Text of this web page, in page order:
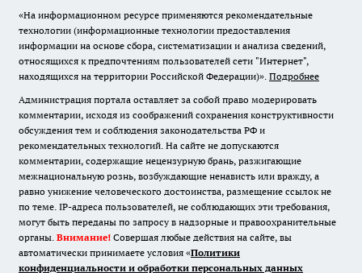
«На информационном ресурсе применяются рекомендательные
технологии (информационные технологии предоставления
информации на основе сбора, систематизации и анализа сведений,
относящихся к предпочтениям пользователей сети "Интернет",
находящихся на территории Российской Федерации)». Подробнее
Администрация портала оставляет за собой право модерировать
комментарии, исходя из соображений сохранения конструктивности
обсуждения тем и соблюдения законодательства РФ и
рекомендательных технологий. На сайте не допускаются
комментарии, содержащие нецензурную брань, разжигающие
межнациональную рознь, возбуждающие ненависть или вражду, а
равно унижение человеческого достоинства, размещение ссылок не
по теме. IP-адреса пользователей, не соблюдающих эти требования,
могут быть переданы по запросу в надзорные и правоохранительные
органы. Внимание! Совершая любые действия на сайте, вы
автоматически принимаете условия «Политики
конфиденциальности и обработки персональных данных